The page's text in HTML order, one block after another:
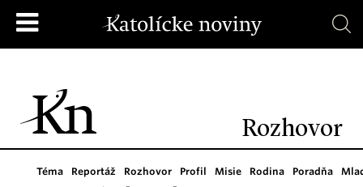
Rozhovor
Téma Reportáž Rozhovor Profil Misie Rodina Poradňa